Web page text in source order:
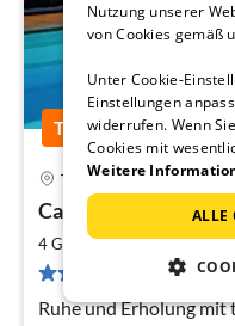
Top-Inserat
Tias
Casa Villa la Vega
4 Gäste85 m22
1
Ruhe und Erholung
Nutzung unserer
von Cookies gemäß
Unter Cookie-
Einstellungen
widerrufen. Wenn
Cookies mit
Weitere
ALLE